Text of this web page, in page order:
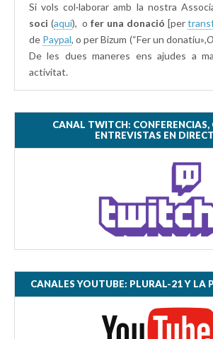
Si vols col·laborar amb la nostra
soci (aquí), ofer una donació [per
de Paypal, o per Bizum (“Fer un donatiu»
De les dues maneres ens ajudes a
activitat.
CANAL TWITCH: CONFERENCIAS,
ENTREVISTAS EN
CANALES YOUTUBE: PLURAL-21 Y LA